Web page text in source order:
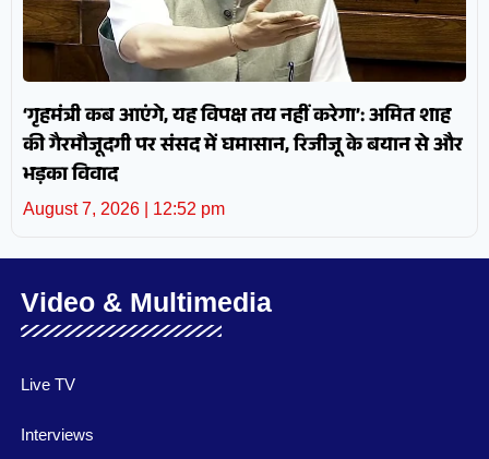
‘गृहमंत्री कब आएंगे, यह विपक्ष तय नहीं करेगा’: अमित शाह
की गैरमौजूदगी पर संसद में घमासान, रिजीजू के बयान से और
भड़का विवाद
August 7, 2026 12:52 pm
Video & Multimedia
Live TV
Interviews